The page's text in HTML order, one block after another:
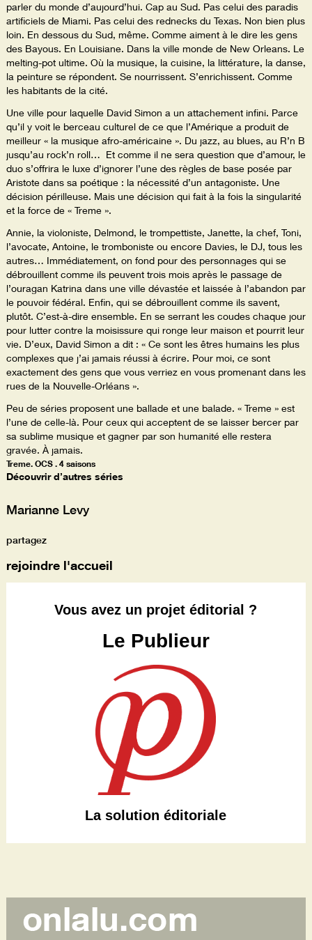
parler du monde d’aujourd’hui. Cap au Sud. Pas celui des paradis
artificiels de Miami. Pas celui des rednecks du Texas. Non bien plus
loin. En dessous du Sud, même. Comme aiment à le dire les gens
des Bayous. En Louisiane. Dans la ville monde de New Orleans. Le
melting-pot ultime. Où la musique, la cuisine, la littérature, la danse,
la peinture se répondent. Se nourrissent. S’enrichissent. Comme
les habitants de la cité.
Une ville pour laquelle David Simon a un attachement infini. Parce
qu’il y voit le berceau culturel de ce que l’Amérique a produit de
meilleur « la musique afro-américaine ». Du jazz, au blues, au R’n B
jusqu’au rock’n roll… Et comme il ne sera question que d’amour, le
duo s’offrira le luxe d’ignorer l’une des règles de base posée par
Aristote dans sa poétique : la nécessité d’un antagoniste. Une
décision périlleuse. Mais une décision qui fait à la fois la singularité
et la force de « Treme ».
Annie, la violoniste, Delmond, le trompettiste, Janette, la chef, Toni,
l’avocate, Antoine, le tromboniste ou encore Davies, le DJ, tous les
autres… Immédiatement, on fond pour des personnages qui se
débrouillent comme ils peuvent trois mois après le passage de
l’ouragan Katrina dans une ville dévastée et laissée à l’abandon par
le pouvoir fédéral. Enfin, qui se débrouillent comme ils savent,
plutôt. C’est-à-dire ensemble. En se serrant les coudes chaque jour
pour lutter contre la moisissure qui ronge leur maison et pourrit leur
vie. D’eux, David Simon a dit : « Ce sont les êtres humains les plus
complexes que j’ai jamais réussi à écrire. Pour moi, ce sont
exactement des gens que vous verriez en vous promenant dans les
rues de la Nouvelle-Orléans ».
Peu de séries proposent une ballade et une balade. « Treme » est
l’une de celle-là. Pour ceux qui acceptent de se laisser bercer par
sa sublime musique et gagner par son humanité elle restera
gravée. À jamais.
Treme. OCS . 4 saisons
Découvrir d’autres séries
Marianne Levy
partagez
rejoindre l'accueil
Vous avez un projet éditorial ?
Le Publieur
La solution éditoriale